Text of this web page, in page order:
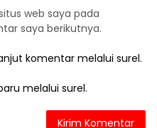
web saya pada
saya berikutnya.
komentar melalui surel.
melalui surel.